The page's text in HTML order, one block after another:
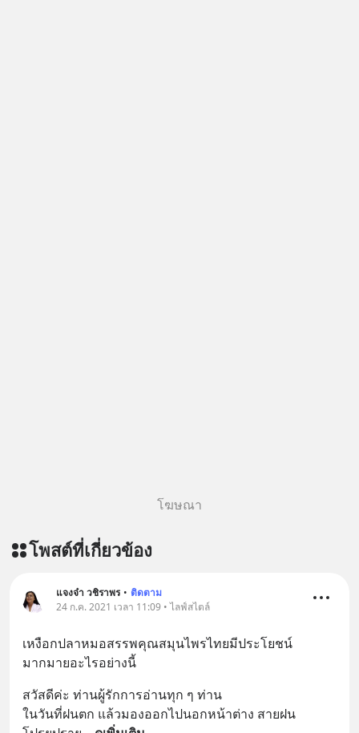
โฆษณา
โพสต์ที่เกี่ยวข้อง
แจงจ๋า วชิราพร • ติดตาม
24 ก.ค. 2021 เวลา 11:09 • ไลฟ์สไตล์
เหงือกปลาหมอสรรพคุณสมุนไพรไทยมีประโยชน์
มากมายอะไรอย่างนี้
สวัสดีค่ะ ท่านผู้รักการอ่านทุก ๆ ท่าน
ในวันที่ฝนตก แล้วมองออกไปนอกหน้าต่าง สายฝน